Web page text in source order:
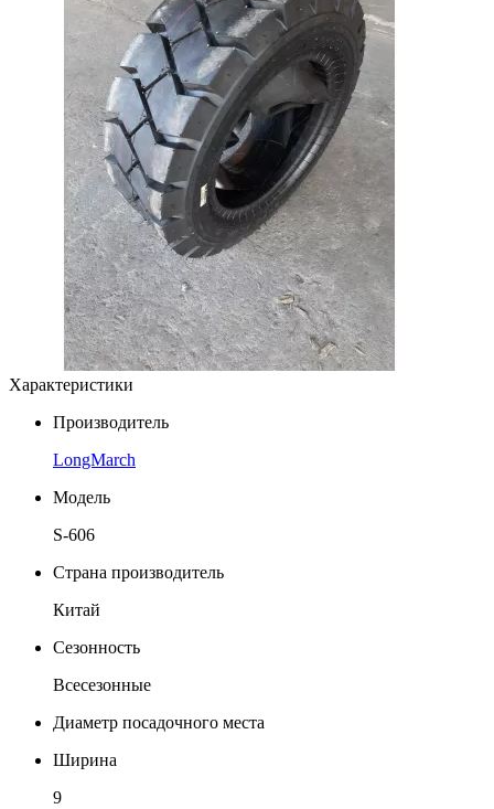
Характеристики
Производитель
LongMarch
Модель
S-606
Страна производитель
Китай
Сезонность
Всесезонные
Диаметр посадочного места
Ширина
9